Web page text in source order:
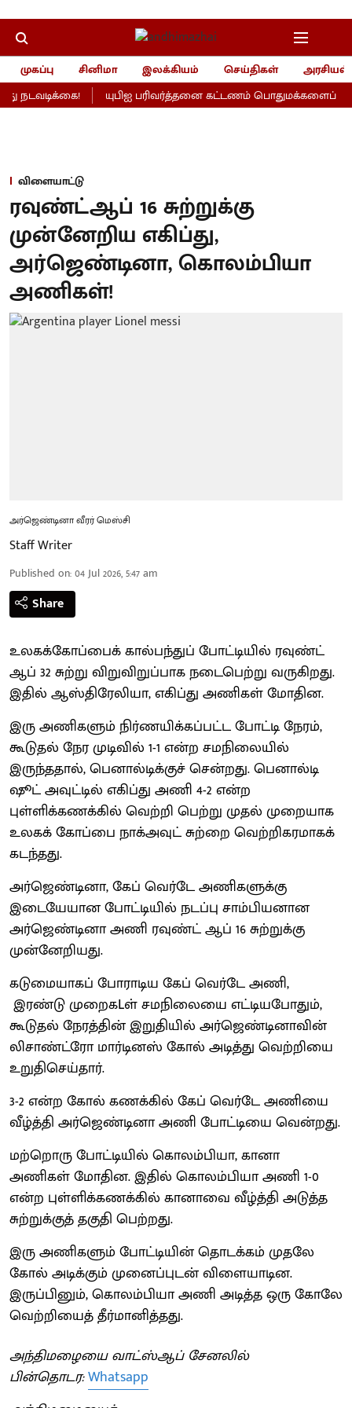
முகப்பு சினிமா இலக்கியம் செய்திகள்
அரசியல்
யுபிஐ பரிவர்த்தனை கட்டணம் பொதுமக்களைப்
விளையாட்டு
ரவுண்ட்ஆப் 16 சுற்றுக்கு
முன்னேறிய எகிப்து,
அர்ஜெண்டினா, கொலம்பியா
அணிகள்!
அர்ஜெண்டினா வீரர் மெஸ்சி
Staff Writer
Published on:04 Jul 2026, 5:47 am
Share
உலகக்கோப்பைக் கால்பந்துப் போட்டியில் ரவுண்ட்
ஆப் 32 சுற்று விறுவிறுப்பாக நடைபெற்று வருகிறது.
இதில் ஆஸ்திரேலியா, எகிப்து அணிகள் மோதின.
இரு அணிகளும் நிர்ணயிக்கப்பட்ட போட்டி நேரம்,
கூடுதல் நேர முடிவில் 1-1 என்ற சமநிலையில்
இருந்ததால், பெனால்டிக்குச் சென்றது. பெனால்டி
ஷூட் அவுட்டில் எகிப்து அணி 4-2 என்ற
புள்ளிக்கணக்கில் வெற்றி பெற்று முதல் முறையாக
உலகக் கோப்பை நாக்அவுட் சுற்றை வெற்றிகரமாகக்
கடந்தது.
அர்ஜெண்டினா, கேப் வெர்டே அணிகளுக்கு
இடையேயான போட்டியில் நடப்பு சாம்பியனான
அர்ஜெண்டினா அணி ரவுண்ட் ஆப் 16 சுற்றுக்கு
முன்னேறியது.
கடுமையாகப் போராடிய கேப் வெர்டே அணி,
இரண்டு முறைகLள் சமநிலையை எட்டியபோதும்,
கூடுதல் நேரத்தின் இறுதியில் அர்ஜெண்டினாவின்
லிசாண்ட்ரோ மார்டினஸ் கோல் அடித்து வெற்றியை
உறுதிசெய்தார்.
3-2 என்ற கோல் கணக்கில் கேப் வெர்டே அணியை
வீழ்த்தி அர்ஜெண்டினா அணி போட்டியை வென்றது.
மற்றொரு போட்டியில் கொலம்பியா, கானா
அணிகள் மோதின. இதில் கொலம்பியா அணி 1-0
என்ற புள்ளிக்கணக்கில் கானாவை வீழ்த்தி அடுத்த
சுற்றுக்குத் தகுதி பெற்றது.
இரு அணிகளும் போட்டியின் தொடக்கம் முதலே
கோல் அடிக்கும் முனைப்புடன் விளையாடின.
இருப்பினும், கொலம்பியா அணி அடித்த ஒரு கோலே
வெற்றியைத் தீர்மானித்தது.
அந்திமழையை வாட்ஸ்ஆப் சேனலில்
பின்தொடர:Whatsapp